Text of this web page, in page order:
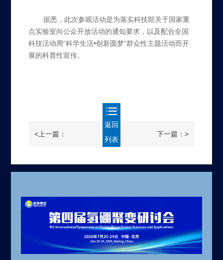
据悉，此次参观活动是为落实科技部关于国家重
点实验室向公众开放活动的通知要求，以及配合全国
科技活动周“科学生活•创新圆梦”群众性主题活动而开
展的科普性宣传。
<上一篇：
返回
列表
下一篇：>